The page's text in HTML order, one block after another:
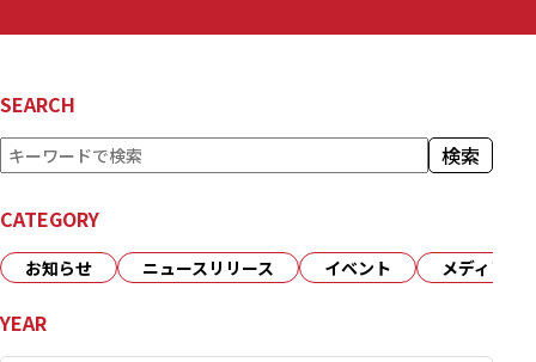
SEARCH
検
索 検索
CATEGORY
お知らせ ニュースリリース イベント メディア
YEAR